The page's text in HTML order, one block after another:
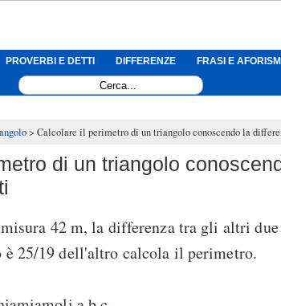
PROVERBI E DETTI DIFFERENZE FRASI E AFORISMI
Calcolare il perimetro di un triangolo conoscendo la
di un triangolo
42 m, la differenza tra gli altri
è 25/19 dell'altro calcola il perimetro.